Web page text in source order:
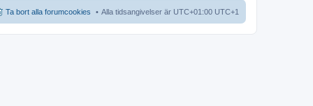
Alla tidsangivelser är UTC+01:00 UTC+1
Ta bort alla forumcookies